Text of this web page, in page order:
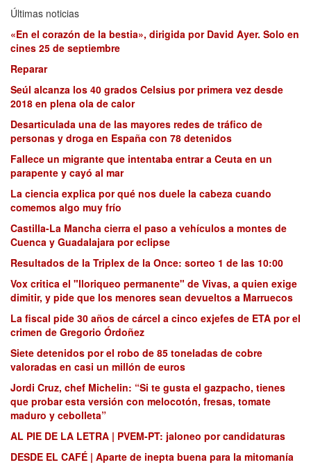
Últimas noticias
«En el corazón de la bestia», dirigida por David Ayer. Solo en
cines 25 de septiembre
Reparar
Seúl alcanza los 40 grados Celsius por primera vez desde
2018 en plena ola de calor
Desarticulada una de las mayores redes de tráfico de
personas y droga en España con 78 detenidos
Fallece un migrante que intentaba entrar a Ceuta en un
parapente y cayó al mar
La ciencia explica por qué nos duele la cabeza cuando
comemos algo muy frío
Castilla-La Mancha cierra el paso a vehículos a montes de
Cuenca y Guadalajara por eclipse
Resultados de la Triplex de la Once: sorteo 1 de las 10:00
Vox critica el "lloriqueo permanente" de Vivas, a quien exige
dimitir, y pide que los menores sean devueltos a Marruecos
La fiscal pide 30 años de cárcel a cinco exjefes de ETA por el
crimen de Gregorio Órdoñez
Siete detenidos por el robo de 85 toneladas de cobre
valoradas en casi un millón de euros
Jordi Cruz, chef Michelin: “Si te gusta el gazpacho, tienes
que probar esta versión con melocotón, fresas, tomate
maduro y cebolleta”
AL PIE DE LA LETRA | PVEM-PT: jaloneo por candidaturas
DESDE EL CAFÉ | Aparte de inepta buena para la mitomanía